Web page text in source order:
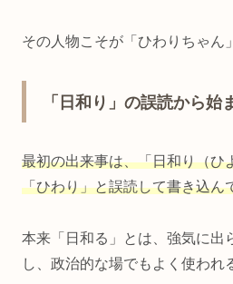
その人物こそが「ひわりちゃん
「日和り」の誤読から始
最初の出来事は、「日和り（ひ
「ひわり」と誤読して書き込ん
本来「日和る」とは、強気に出
し、政治的な場でもよく使われ